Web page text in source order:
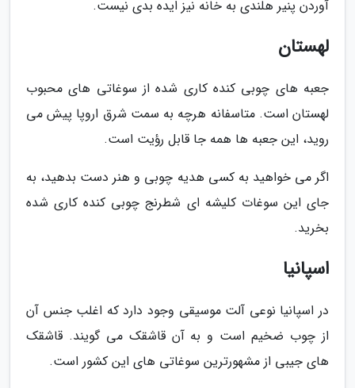
آوردن پنیر هلندی به خانه نیز ایده بدی نیست.
لهستان
جعبه های چوبی کنده کاری شده از سوغاتی های محبوب
لهستان است. متاسفانه هرچه به سمت شرق اروپا پیش می
روید، این جعبه ها همه جا قابل رؤیت است.
اگر می خواهید به کسی هدیه چوبی و هنر دست بدهید، به
جای این سوغات کلیشه ای شطرنج چوبی کنده کاری شده
بخرید.
اسپانیا
در اسپانیا نوعی آلت موسیقی وجود دارد که اغلب جنس آن
از چوب ضخیم است و به آن قاشقک می گویند. قاشقک
های جیبی از مشهورترین سوغاتی های این کشور است.